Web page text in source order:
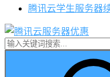
腾讯云学生服务器